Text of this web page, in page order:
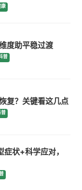
康
度助平稳过渡
普
复？关键看这几点
普
状+科学应对，